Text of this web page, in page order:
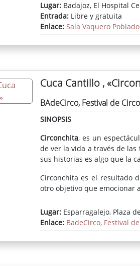
“DeVAGAR” propone
transformaciones.
Lugar:Badajoz, El Hospital
Entrada:Libre y gratuita
Enlace: Sala Vaquero
Cuca Cantillo ,
BAdeCirco, Festival de
SINOPSIS
Circonchita, es un
de ver la vida a través de
sus historias es algo que la
Circonchita es el resultado
otro objetivo que emocionar
Lugar:Esparragalejo, Plaza
Enlace: BadeCirco, Festival